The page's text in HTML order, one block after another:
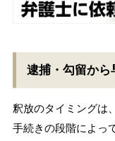
逮捕・勾留から
釈放のタイミングは
手続きの段階によっ